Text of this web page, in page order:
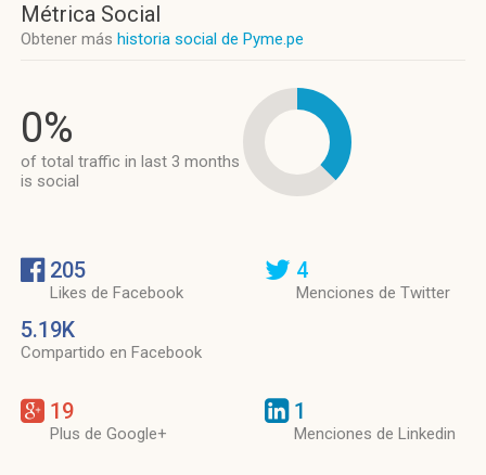
Métrica Social
Obtener más historia social de Pyme.pe
0%
of total traffic in last 3 months
is social
205
Likes de Facebook
5.19K
Compartido en Facebook
4
Menciones de Twitter
19
Plus de Google+
1
Menciones de Linkedin